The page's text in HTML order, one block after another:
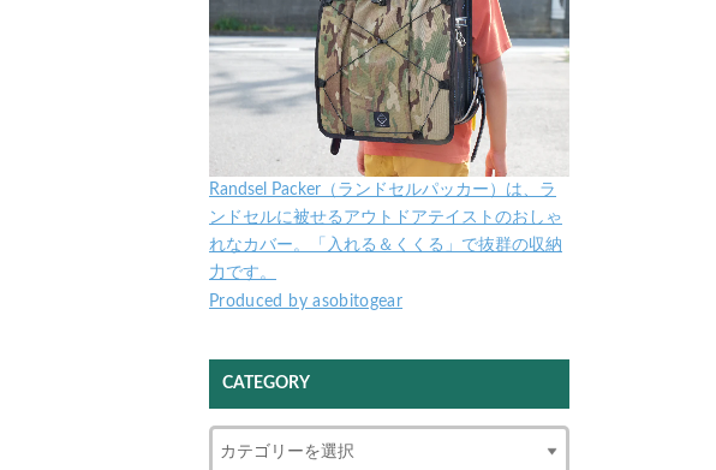
Randsel Packer（ランドセルパッカー）は、ラ
ンドセルに被せるアウトドアテイストのおしゃ
れなカバー。「入れる＆くくる」で抜群の収納
力です。
Produced by asobitogear
CATEGORY